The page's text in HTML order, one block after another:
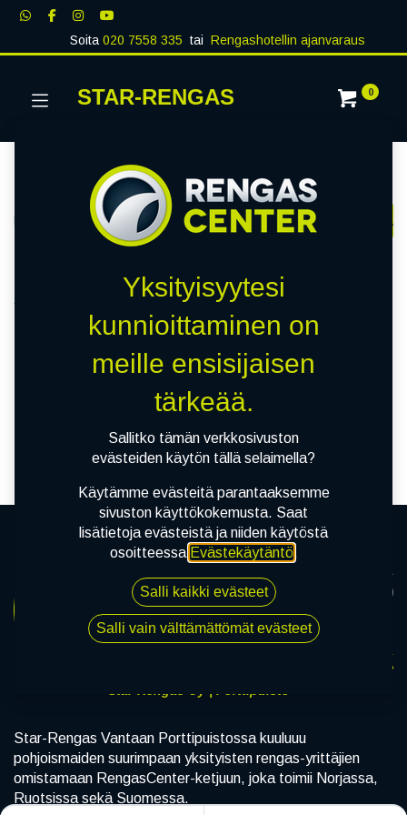
Soita020 7558 335 tai Rengashotellin ajanvaraus
STAR-RENGAS 0
Näytä kaikki
RENKAAT PAKETTIAUTO MUUT
0 kohteita löydetty.
Tyhjennä suodattimet
Emme löytäneet yhtään
tuotetta!
Star-Rengas Vantaan Porttipuistossa kuuluuu
pohjoismaiden suurimpaan yksityisten rengas-yrittäjien
omistamaan RengasCenter-ketjuun, joka toimii Norjassa,
Ruotsissa sekä Suomessa.
Yksityisyytesi
kunnioittaminen on
meille ensisijaisen
tärkeää.
Sallitko tämän verkkosivuston
evästeiden käytön tällä selaimella?
Käytämme evästeitä parantaaksemme
sivuston käyttökokemusta. Saat
lisätietoja evästeistä ja niiden käytöstä
osoitteessa Evästekäytäntö.
Salli kaikki evästeet
Salli vain välttämättömät evästeet